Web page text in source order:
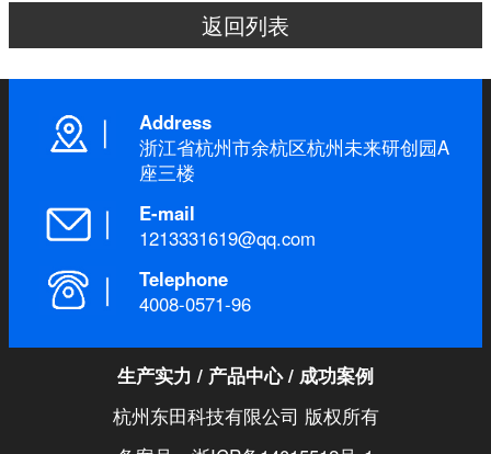
返回列表
Address
浙江省杭州市余杭区杭州未来研创园A
座三楼
E-mail
1213331619@qq.com
Telephone
4008-0571-96
生产实力 / 产品中心/ 成功案例
杭州东田科技有限公司 版权所有